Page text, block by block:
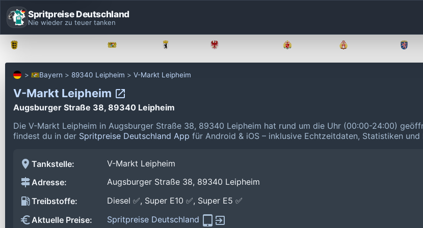
Spritpreise Deutschland
Nie wieder zu teuer tanken
Bayern 89340 Leipheim V-Markt Leipheim
V-Markt Leipheim
Augsburger Straße 38, 89340 Leipheim
Die V-Markt Leipheim in Augsburger Straße 38, 89340 Leipheim hat rund um die Uhr (00:00-24:00)
findest du in der Spritpreise Deutschland App für Android & iOS – inklusive Echtzeitdaten, Statistiken
Tankstelle:
V-Markt Leipheim
Adresse:
Augsburger Straße 38, 89340 Leipheim
Treibstoffe:
Diesel ✅, Super E10 ✅, Super E5 ✅
Aktuelle Preise:
Spritpreise Deutschland